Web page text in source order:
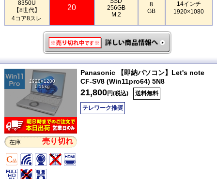
8350U
【8世代】
4コア8スレ
20
256GB
M.2
8
GB
14インチ
1920×1080
1920×1200
1.16kg
在庫 売り切れ
Panasonic 【即納パソコン】Let's note
CF-SV8 (Win11pro64) 5N8
21,800円(税込) 送料無料
テレワーク推奨